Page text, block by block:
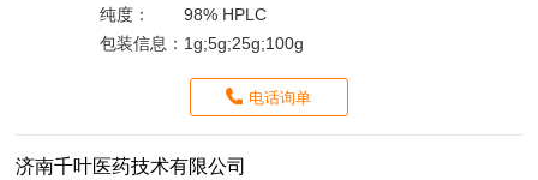
纯度：
98% HPLC
包装信息： 1g;5g;25g;100g
电话询单
济南千叶医药技术有限公司